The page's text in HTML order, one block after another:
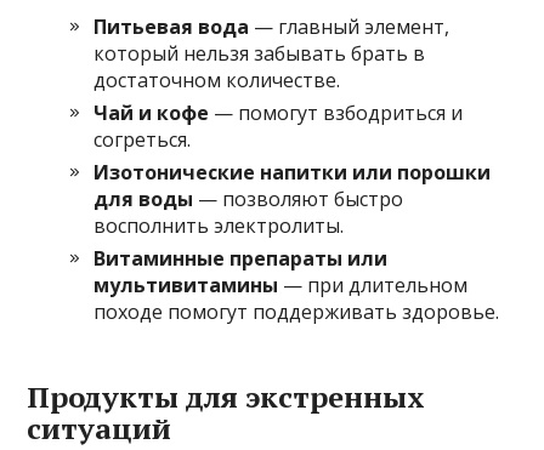
Питьевая вода — главный элемент,
который нельзя забывать брать в
достаточном количестве.
Чай и кофе — помогут взбодриться и
согреться.
Изотонические напитки или порошки
для воды — позволяют быстро
восполнить электролиты.
Витаминные препараты или
мультивитамины — при длительном
походе помогут поддерживать здоровье.
Продукты для экстренных
ситуаций